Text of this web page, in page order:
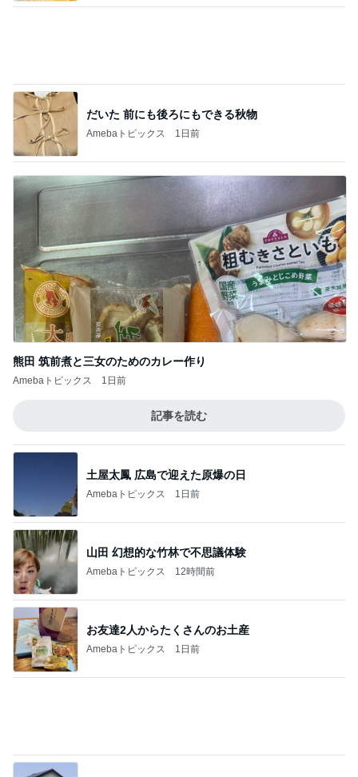
だいた 前にも後ろにもできる秋物
Amebaトピックス 1日前
熊田 筑前煮と三女のためのカレー作り
Amebaトピックス 1日前
記事を読む
土屋太鳳 広島で迎えた原爆の日
Amebaトピックス 1日前
山田 幻想的な竹林で不思議体験
Amebaトピックス 12時間前
お友達2人からたくさんのお土産
Amebaトピックス 1日前